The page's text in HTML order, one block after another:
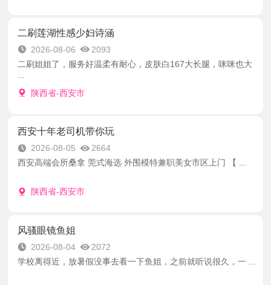
二刷莲湖性感少妇诗涵
2026-08-06
2093
二刷姐姐了，服务好温柔有耐心，皮肤白167大长腿，咪咪也大
陕西省-西安市
西安十年老司机带你玩
2026-08-05
2664
西安高端会所桑拿 莞式海选 外围模特兼职美女市区上门 【 ...
陕西省-西安市
风骚眼镜鱼姐
2026-08-04
2072
学校离得近，放暑假没事去看一下鱼姐，之前就听说很久，一 ...